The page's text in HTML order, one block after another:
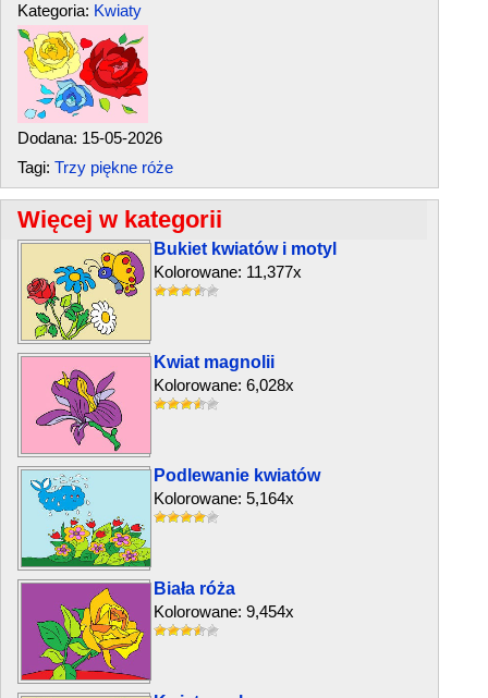
Kategoria: Kwiaty
Dodana: 15-05-2026
Tagi: Trzy piękne róże
Więcej w kategorii
Bukiet kwiatów i motyl
Kolorowane: 11,377x
Kwiat magnolii
Kolorowane: 6,028x
Podlewanie kwiatów
Kolorowane: 5,164x
Biała róża
Kolorowane: 9,454x